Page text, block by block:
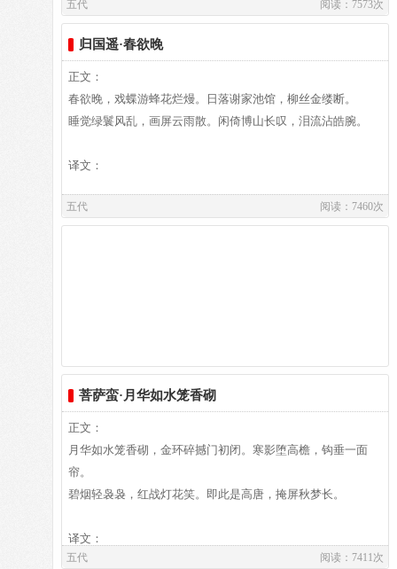
经，梁贞明二年(916)十九岁登进士第。好文学，长于短歌艳
曲。梁贞明二年(916)进士。后唐时官至中书舍人，工部侍
郎。后晋天福五年 (940)拜中书侍郎同中书门下平章事。入后
汉，封鲁国公。后周时，赠侍中。尝取古今史传所讼断狱、辨
雪冤枉等事，著为《疑狱集》两卷（951年）。子和（山蒙）
又增订两卷，合成四卷。
花蕊夫人,
在五代十国时期，有几位被称作花蕊夫人的女性，她们不
仅容貌美丽，而且能诗善赋，多才多艺。有关她们的事迹，多
散见于五代至两宋的各种史籍之中，因其所处时代相同，且又
代十国间，被称为花蕊夫人者，一共有三人。其一为前蜀主王
因其姐也为王建妃，故亦称小徐妃，姐妹皆受宠幸。其姐子王
南唐后主李煜的宫人，闽人之女，雅好赋诗。她于南唐亡后，
被俘入宋宫，后为晋王所杀。人称小花蕊。世传《花蕊夫人宫
词》100多篇，其中确实可靠者90多首，诗一卷（《全唐诗》
下卷第七百九十八）归属于孟昶妃，但词中有“法元寺里中元
节，又是管家降诞辰”语，中元节为旧历七月十五日，正是王
衍生日，而孟昶则生于十一月十四日，可知当出自王建淑妃手
笔。
译文及注释：
译文
春夜里，一声声更漏十分急促，灯烛将灭，又一次次挑起残
烛。整个夜里帘外春风摇撼着屋外翠竹，搅扰得人梦魂不定，
闺房之中，有个娇娆如玉的佳人，夜夜空守绣屏，孤枕独眠。
一般。
注释
⑸寻旧曲：寻求往日与情人共赏的曲调。
⑹“远山”句：指眉黛如远山翠绿。《西京杂记》：“文君姣
好，眉色如望远山，脸际常若芙蓉。”
参考资料：
1、 （五代后蜀）赵崇祚辑；杨鸿儒注评，花间集，浙江古籍
本，万卷出版公司，2008.1，第82页
五代 阅读：7573次
归国遥·春欲晚
正文：
春欲晚，戏蝶游蜂花烂熳。日落谢家池馆，柳丝金缕断。
睡觉绿鬟风乱，画屏云雨散。闲倚博山长叹，泪流沾皓腕。
译文：
风清丽，有《浣花词》流传。曾任前蜀宰相，谥文靖。
五代 阅读：7460次
菩萨蛮·月华如水笼香砌
正文：
月华如水笼香砌，金环碎撼门初闭。寒影堕高檐，钩垂一面
帘。
碧烟轻袅袅，红战灯花笑。即此是高唐，掩屏秋梦长。
译文：
五代 阅读：7411次